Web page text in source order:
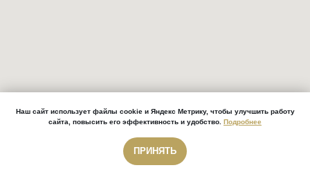
Звонок бесплатный
Наш сайт использует файлы cookie и Яндекс Метрику, чтобы улучшить работу
сайта, повысить его эффективность и удобство. Подробнее
ПРИНЯТЬ